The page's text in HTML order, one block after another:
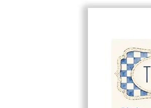
geçirilmiştir ve Yüksek Çözünürlüğe sahiptir.